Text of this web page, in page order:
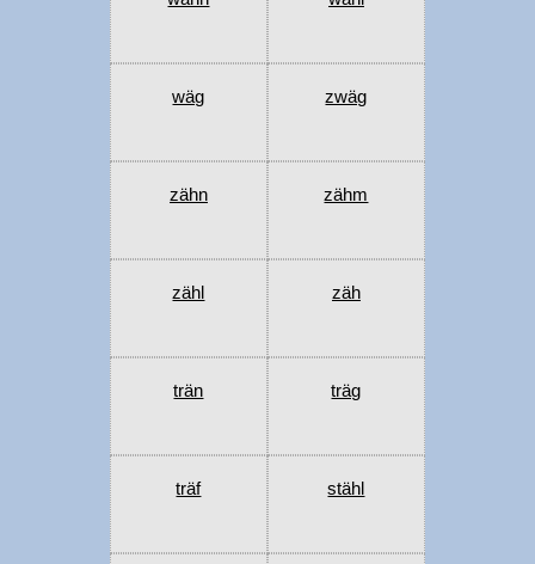
wäg zwäg
zähn zähm
zähl zäh
trän träg
träf stähl